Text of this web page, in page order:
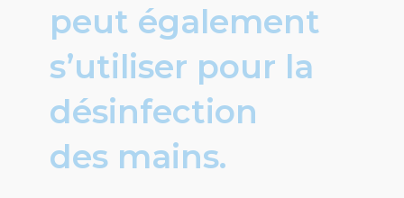
peut également
s’utiliser pour la
désinfection
des mains.